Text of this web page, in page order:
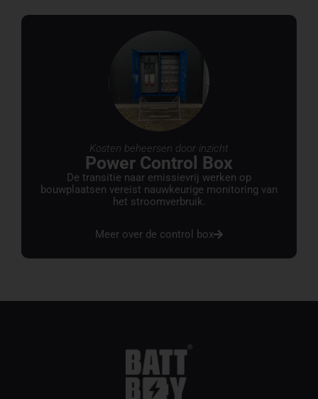
Kosten beheersen door inzicht
Power Control Box
De transitie naar emissievrij werken op
bouwplaatsen vereist nauwkeurige monitoring van
het stroomverbruik.
Meer over de control box